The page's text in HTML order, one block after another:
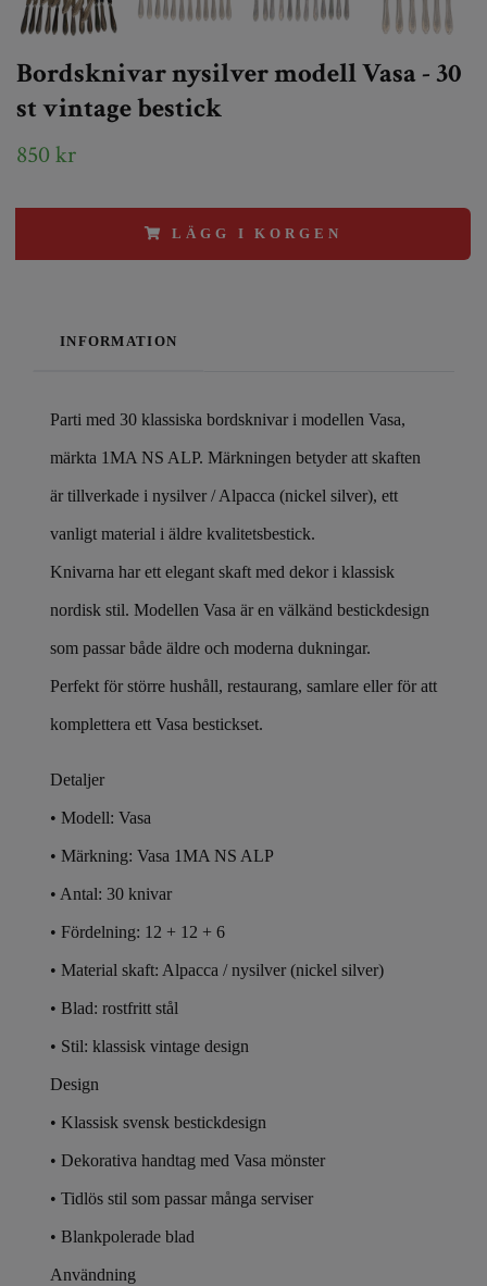
Bordsknivar nysilver modell Vasa - 30
st vintage bestick
850 kr
LÄGG I KORGEN
INFORMATION
Parti med 30 klassiska bordsknivar i modellen Vasa,
märkta 1MA NS ALP. Märkningen betyder att skaften
är tillverkade i nysilver / Alpacca (nickel silver), ett
vanligt material i äldre kvalitetsbestick.
Knivarna har ett elegant skaft med dekor i klassisk
nordisk stil. Modellen Vasa är en välkänd bestickdesign
som passar både äldre och moderna dukningar.
Perfekt för större hushåll, restaurang, samlare eller för att
komplettera ett Vasa bestickset.
Detaljer
• Modell: Vasa
• Märkning: Vasa 1MA NS ALP
• Antal: 30 knivar
• Fördelning: 12 + 12 + 6
• Material skaft: Alpacca / nysilver (nickel silver)
• Blad: rostfritt stål
• Stil: klassisk vintage design
Design
• Klassisk svensk bestickdesign
• Dekorativa handtag med Vasa mönster
• Tidlös stil som passar många serviser
• Blankpolerade blad
Användning